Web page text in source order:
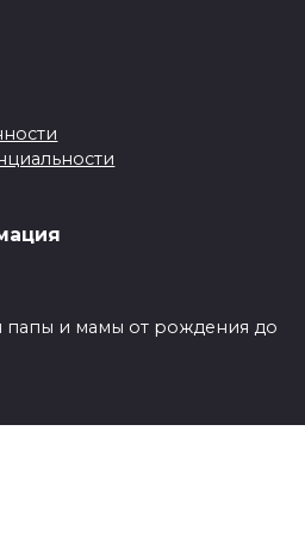
папы и мамы от рождения до